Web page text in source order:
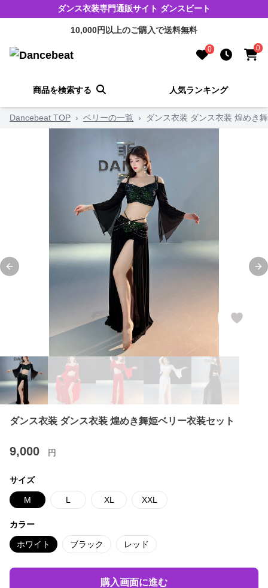
ダンス衣装専門通販サイト ダンスビート
10,000円以上のご購入で送料無料
0 0
商品を検索する 人気ランキング
Dancebeat TOP › ベリーの一覧 › ダンス衣装 ダンス衣装 煌めき
Previous slide
ダンス衣装 ダンス衣装 煌めき舞姫ベリー衣装セット
9,000 円
サイズ
M L XL XXL
カラー
ホワイト ブラック レッド
購入画面に進む